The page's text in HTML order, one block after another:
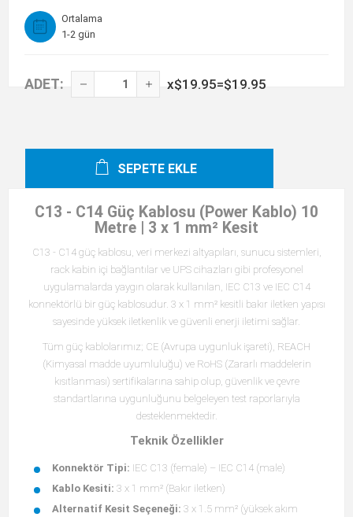
Ortalama
1-2 gün
ADET: x$19.95=$19.95
SEPETE EKLE
C13 - C14 Güç Kablosu (Power Kablo) 10
Metre | 3 x 1 mm² Kesit
C13 - C14 güç kablosu, veri merkezi altyapıları, sunucu sistemleri,
rack kabin içi bağlantılar ve UPS cihazları gibi profesyonel
uygulamalarda yaygın olarak kullanılan, IEC C13 ve IEC C14
konnektörlü bir güç kablosudur. 3 x 1 mm² kesitli bakır iletken yapısı
sayesinde yüksek iletkenlik ve güvenli enerji iletimi sağlar.
Tüm güç kablolarımız; CE (Avrupa uygunluk işareti), REACH
(Kimyasal madde uyumluluğu) ve RoHS (Zararlı maddelerin
kısıtlanması) sertifikalarına sahip olup, güvenlik ve çevre
standartlarına uygunluğunu belgeleyen test raporlarıyla
desteklenmektedir.
Teknik Özellikler
Konnektör Tipi: IEC C13 (female) – IEC C14 (male)
Kablo Kesiti: 3 x 1 mm² (Bakır iletken)
Alternatif Kesit Seçeneği: 3 x 1.5 mm² (yüksek akım